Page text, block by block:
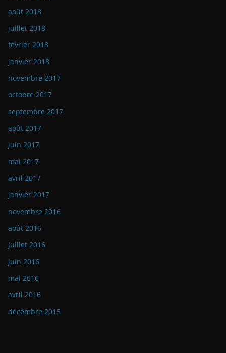
août 2018
juillet 2018
février 2018
janvier 2018
novembre 2017
octobre 2017
septembre 2017
août 2017
juin 2017
mai 2017
avril 2017
janvier 2017
novembre 2016
août 2016
juillet 2016
juin 2016
mai 2016
avril 2016
décembre 2015